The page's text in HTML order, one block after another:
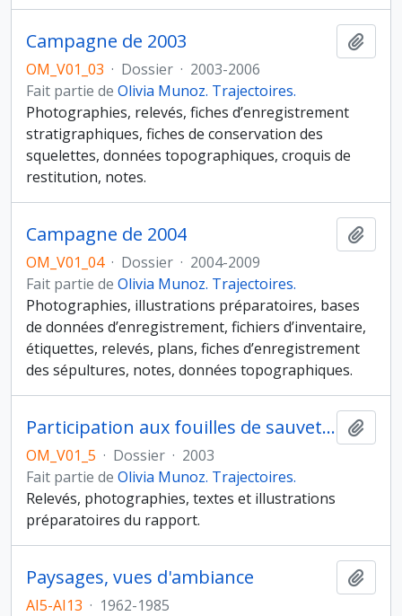
Campagne de 2003
OM_V01_03 · Dossier · 2003-2006
Fait partie de Olivia Munoz. Trajectoires.
Photographies, relevés, fiches d’enregistrement
stratigraphiques, fiches de conservation des
squelettes, données topographiques, croquis de
restitution, notes.
Campagne de 2004
OM_V01_04 · Dossier · 2004-2009
Fait partie de Olivia Munoz. Trajectoires.
Photographies, illustrations préparatoires, bases
de données d’enregistrement, fichiers d’inventaire,
étiquettes, relevés, plans, fiches d’enregistrement
des sépultures, notes, données topographiques.
Participation aux fouilles de sauvetage de la vieille mosquée de Bahla, 2003
OM_V01_5 · Dossier · 2003
Fait partie de Olivia Munoz. Trajectoires.
Relevés, photographies, textes et illustrations
préparatoires du rapport.
Paysages, vues d'ambiance
AI5-AI13 · 1962-1985